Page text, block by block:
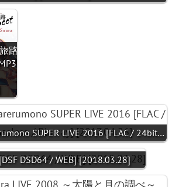
路
SUPER LIVE 2016 [FLAC / 24bit…
DSD64 / WEB] [2018.03.28]